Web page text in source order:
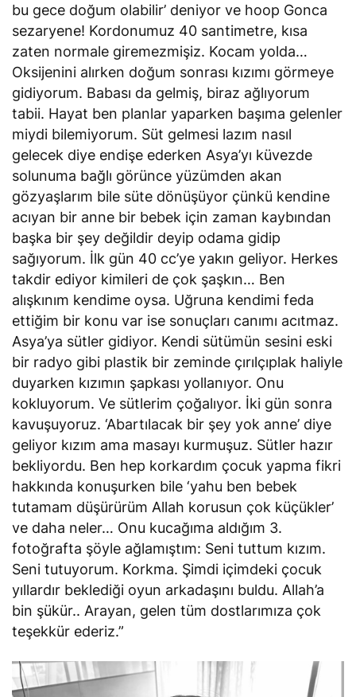
bu gece doğum olabilir’ deniyor ve hoop Gonca
sezaryene! Kordonumuz 40 santimetre, kısa
zaten normale giremezmişiz. Kocam yolda…
Oksijenini alırken doğum sonrası kızımı görmeye
gidiyorum. Babası da gelmiş, biraz ağlıyorum
tabii. Hayat ben planlar yaparken başıma gelenler
miydi bilemiyorum. Süt gelmesi lazım nasıl
gelecek diye endişe ederken Asya’yı küvezde
solunuma bağlı görünce yüzümden akan
gözyaşlarım bile süte dönüşüyor çünkü kendine
acıyan bir anne bir bebek için zaman kaybından
başka bir şey değildir deyip odama gidip
sağıyorum. İlk gün 40 cc’ye yakın geliyor. Herkes
takdir ediyor kimileri de çok şaşkın… Ben
alışkınım kendime oysa. Uğruna kendimi feda
ettiğim bir konu var ise sonuçları canımı acıtmaz.
Asya’ya sütler gidiyor. Kendi sütümün sesini eski
bir radyo gibi plastik bir zeminde çırılçıplak haliyle
duyarken kızımın şapkası yollanıyor. Onu
kokluyorum. Ve sütlerim çoğalıyor. İki gün sonra
kavuşuyoruz. ‘Abartılacak bir şey yok anne’ diye
geliyor kızım ama masayı kurmuşuz. Sütler hazır
bekliyordu. Ben hep korkardım çocuk yapma fikri
hakkında konuşurken bile ‘yahu ben bebek
tutamam düşürürüm Allah korusun çok küçükler’
ve daha neler… Onu kucağıma aldığım 3.
fotoğrafta şöyle ağlamıştım: Seni tuttum kızım.
Seni tutuyorum. Korkma. Şimdi içimdeki çocuk
yıllardır beklediği oyun arkadaşını buldu. Allah’a
bin şükür.. Arayan, gelen tüm dostlarımıza çok
teşekkür ederiz.”